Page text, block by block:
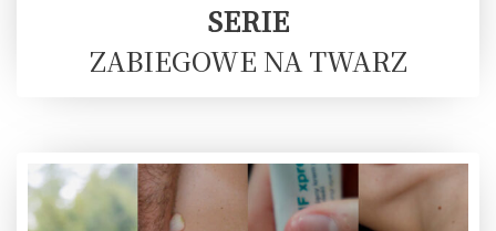
SERIE
ZABIEGOWE NA TWARZ